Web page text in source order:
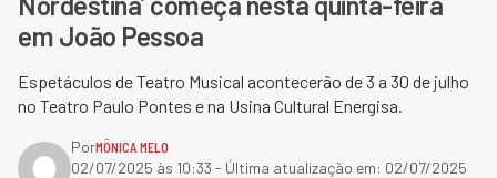
em João Pessoa
Espetáculos de Teatro Musical acontecerão de 3 a 30 de julho
no Teatro Paulo Pontes e na Usina Cultural Energisa.
PorMÔNICA MELO
02/07/2025 às 10:33 - Última atualização em: 02/07/2025